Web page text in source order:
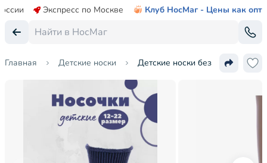
Экспресс по Москве Клуб НосМаг - Цены как опт
Главная Детские носки Детские носки без резинки